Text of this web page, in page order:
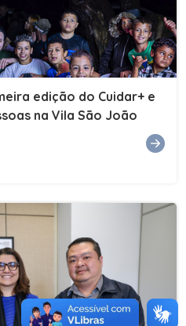
edição do Cuidar+ e
na Vila São João